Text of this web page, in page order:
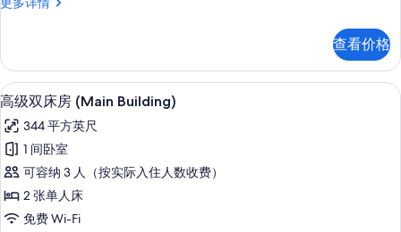
有
片
的
所
有
照
片
烟
信
国
层
精
致
套
房
的
所
有
楼
层
精
套
房
更
多
信
息
查看价格
显
示
高
级
双
床
1 多间卧室、高档床上用品、羽绒被、
7
高级双床房 (Main Building)
344 平方英尺
1 间卧室
可容纳 3 人（按实际入住人数收费）
2 张单人床
免费 Wi-Fi